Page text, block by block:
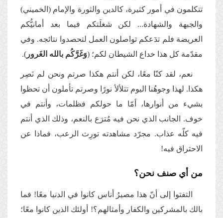
تتكلمون في أمور كثيرة، كالدين والثورة والإمام (الخميني)
والجبهة والشهادة... لكن شغلَتكم فيما بعد أمانيُّكم
العريضة فلم تدَعكم تواصلون العمل لتحصدوا نتائجه. وفي
مقدّمة كل هذا خداع الشيطان لكم؛ (وَغَرَّكُم بالله الغَرور ).
نعم، لقد كنّا معًا، لكن أنتم هكذا صرتم ونحن لم نَصِر
هكذا. لهذا وجوهُنا اليوم تتلألأ نورًا وصرتم تأملون أن تحظوا
بشيء من أنوارها، أمّا ما حولكم فظلمات، وأنتم في
خوف. الجانب الذي نحن فيه مُترَع بالنعم، وذلك الذي أنتم
فيه كلّه عذاب. مجرّد مشاهدته تورِث الرعب، فماذا عن
الاحتراق فيه!
من أي صنف نحن؟
التفتوا إلى أنّ هذا مصيرُ أناس كانوا في الدنيا معًا! فما
بالك بالمشركين والكفار وأمثالهم؟! أولئك الذين كانوا معًا؛